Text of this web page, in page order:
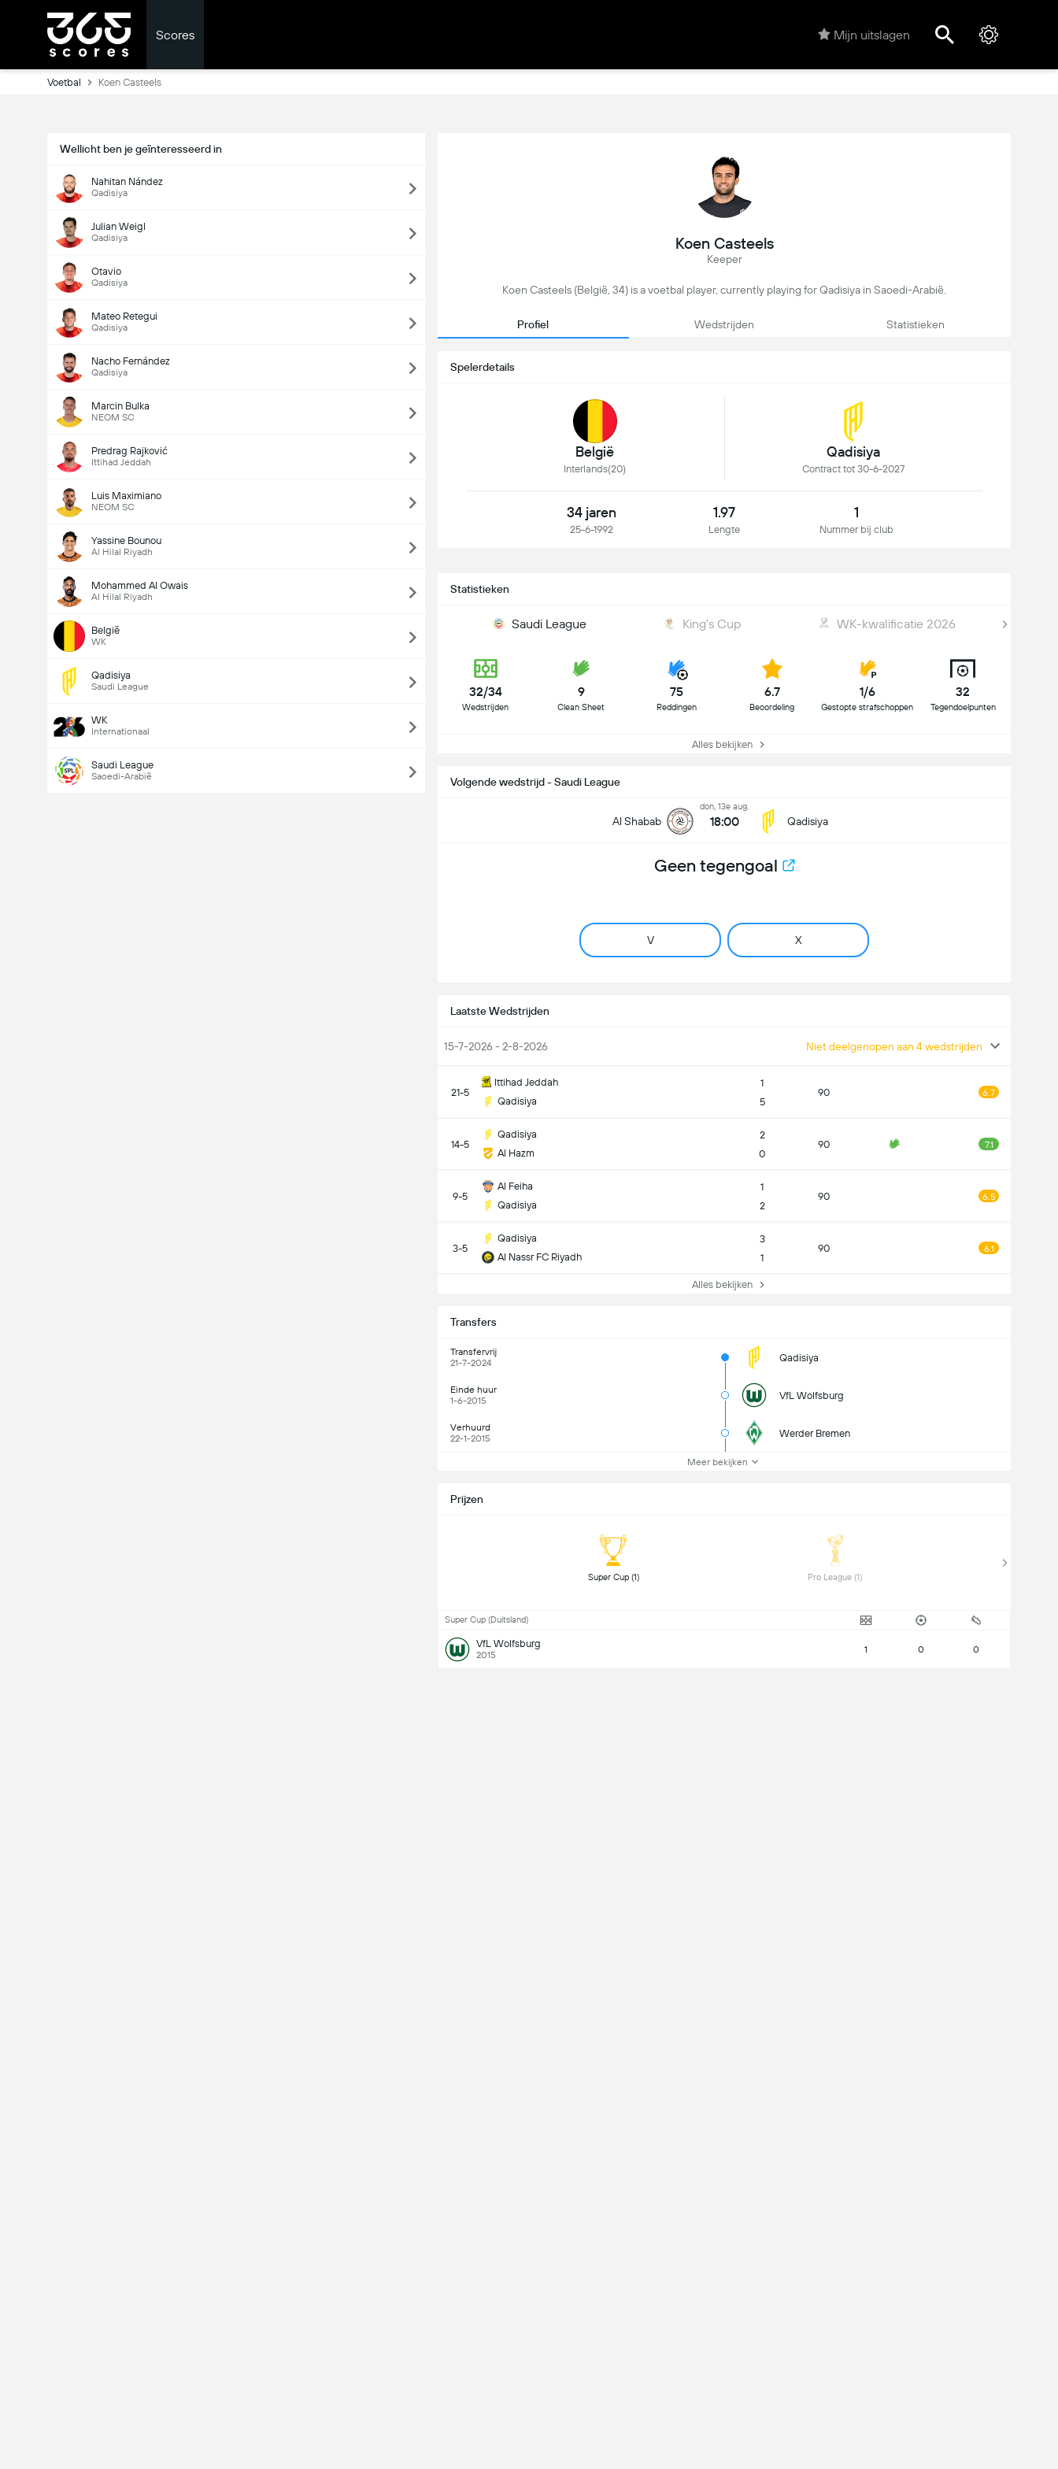
Scores Mijn uitslagen
Voetbal Koen Casteels
Wellicht ben je geïnteresseerd in
Nahitan Nández
Qadisiya
Julian Weigl
Qadisiya
Otavio
Qadisiya
Mateo Retegui
Qadisiya
Nacho Fernández
Qadisiya
Marcin Bulka
NEOM SC
Predrag Rajković
Ittihad Jeddah
Luis Maximiano
NEOM SC
Yassine Bounou
Al Hilal Riyadh
Mohammed Al Owais
Al Hilal Riyadh
België
WK
Qadisiya
Saudi League
WK
Internationaal
Saudi League
Saoedi-Arabië
Koen Casteels
Keeper
Koen Casteels (België, 34) is a voetbal player, currently playing for Qadisiya in Saoedi-Arabië.
Profiel Wedstrijden Statistieken
Spelerdetails
België
Interlands(20)
Qadisiya
Contract tot 30-6-2027
34 jaren
25-6-1992
1.97
Lengte
1
Nummer bij club
Statistieken
Saudi League King's Cup WK-kwalificatie 2026
32/34
Wedstrijden
9
Clean Sheet
75
Reddingen
6.7
Beoordeling
1/6
Gestopte strafschoppen
32
Tegendoelpunten
Alles bekijken
Volgende wedstrijd - Saudi League
Al Shabab
don, 13e aug.
18:00 Qadisiya
Geen tegengoal
V X
Laatste Wedstrijden
15-7-2026 - 2-8-2026 Niet deelgenopen aan 4 wedstrijden
21-5
Ittihad Jeddah
Qadisiya
1
5
90 6.7
14-5
Qadisiya
Al Hazm
2
0
90 7.1
9-5
Al Feiha
Qadisiya
1
2
90 6.5
3-5
Qadisiya
Al Nassr FC Riyadh
3
1
90 6.1
Alles bekijken
Transfers
Transfervrij
21-7-2024
Qadisiya
Einde huur
1-6-2015
VfL Wolfsburg
Verhuurd
22-1-2015
Werder Bremen
Meer bekijken
Prijzen
Super Cup (1)
Super Cup (Duitsland)
VfL Wolfsburg
2015 1 0 0